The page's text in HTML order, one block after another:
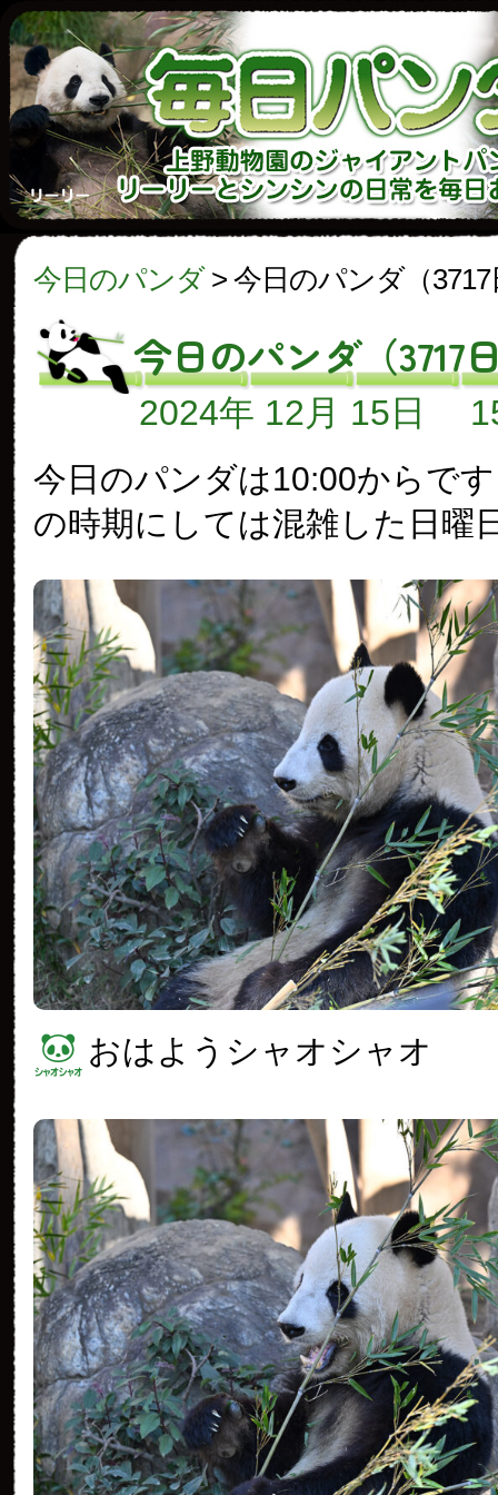
今日のパンダ> 今日のパンダ（3717
今日のパンダ（3717
2024年 12月 15日
今日のパンダは10:00からで
の時期にしては混雑した日曜
おはようシャオシャオ